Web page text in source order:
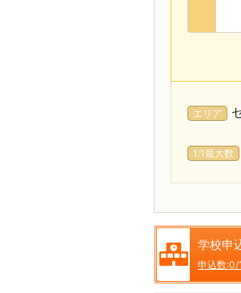
エリア
1:1最大数
学校申
申込数:0/